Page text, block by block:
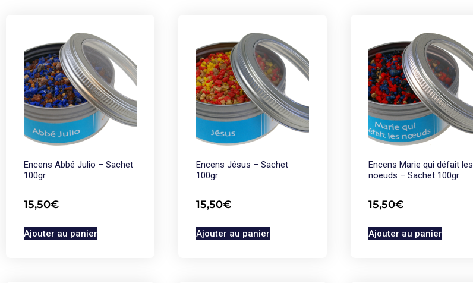
Encens Abbé Julio – Sachet
100gr
15,50€
Ajouter au panier
Encens Jésus – Sachet
100gr
15,50€
Ajouter au panier
Encens Marie qui défait les
noeuds – Sachet 100gr
15,50€
Ajouter au panier